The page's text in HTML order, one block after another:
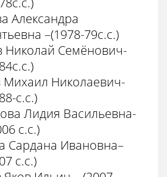
Александра
–(1978-79с.с.)
Николай Семёнович-
Михаил Николаевич-
с.с.)
Лидия Васильевна-
с.с.)
Сардана Ивановна–
с.с.)